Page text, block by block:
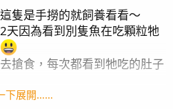
隻是手撈的就飼養看看～
因為看到別隻魚在吃顆粒牠
搶食，每次都看到牠吃的肚子
掉，應該是買到毒魚吧⋯
下展開……